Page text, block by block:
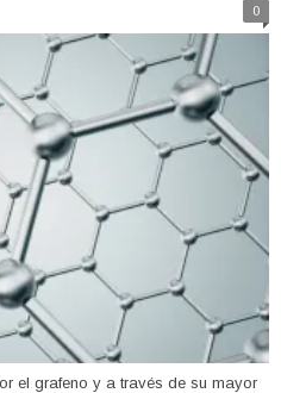
0
el grafeno y a través de su mayor